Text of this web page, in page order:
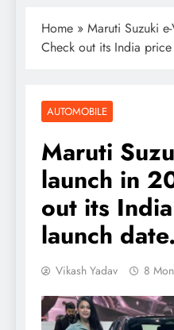
Home » Maruti Suzuki
Check out its India
AUTOMOBILE
Maruti
launch in
out its
launch date.
Vikash Yadav 8